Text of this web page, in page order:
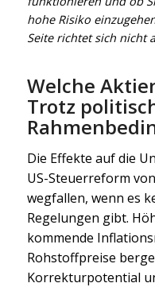
hohe Risiko
Seite richtet sich nicht
Welche
Trotz
Die Effekte auf die
US-Steuerreform
wegfallen, wenn es
Regelungen gibt.
kommende
Rohstoffpreise
Korrekturpotential